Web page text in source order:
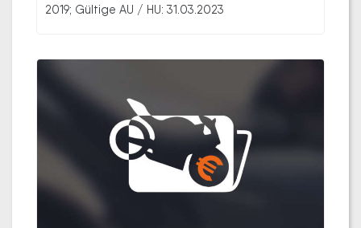
2019; Gültige AU / HU: 31.03.2023